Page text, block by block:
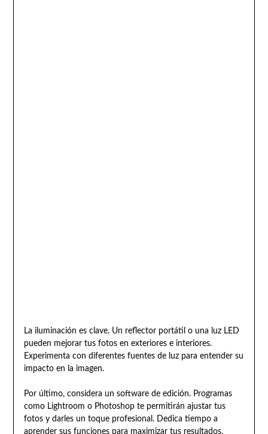
La iluminación es clave. Un reflector portátil o una luz LED
pueden mejorar tus fotos en exteriores e interiores.
Experimenta con diferentes fuentes de luz para entender su
impacto en la imagen.
Por último, considera un software de edición. Programas
como Lightroom o Photoshop te permitirán ajustar tus
fotos y darles un toque profesional. Dedica tiempo a
aprender sus funciones para maximizar tus resultados.